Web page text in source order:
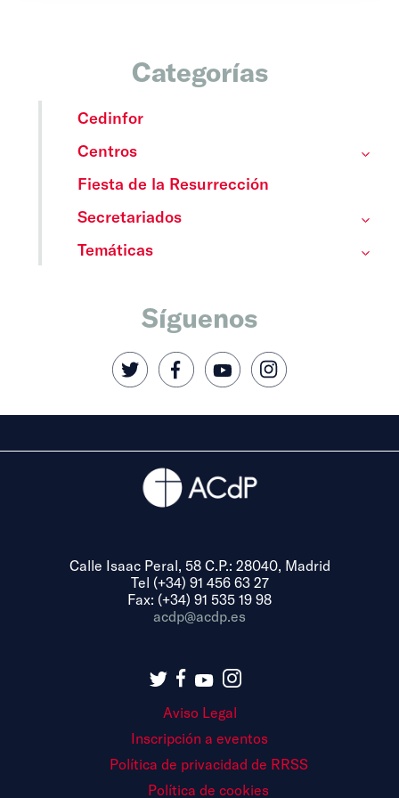
Categorías
Cedinfor
Centros
Fiesta de la Resurrección
Secretariados
Temáticas
Síguenos
Calle Isaac Peral, 58 C.P.: 28040, Madrid
Tel (+34) 91 456 63 27
Fax: (+34) 91 535 19 98
acdp@acdp.es
Aviso Legal
Inscripción a eventos
Política de privacidad de RRSS
Política de cookies